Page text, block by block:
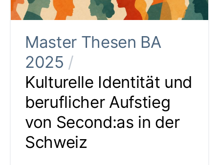
Master Thesen BA
2025 /
Kulturelle Identität und
beruflicher Aufstieg
von Second:as in der
Schweiz